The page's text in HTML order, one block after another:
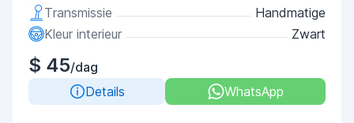
Transmissie
Handmatige
Kleur interieur
Zwart
$ 45/dag
Details
WhatsApp